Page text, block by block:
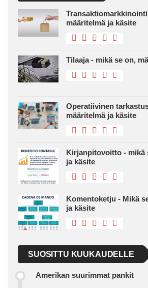
määritelmä ja käsite
Tilaaja - mikä se on,
Operatiivinen
määritelmä ja käsite
Kirjanpitovoitto - mikä
ja käsite
Komentoketju - Mikä
ja käsite
SUOSITTU KUUKAUDELLE
Amerikan suurimmat pankit